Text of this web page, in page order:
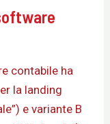
contabile ha
la landing
e variante B